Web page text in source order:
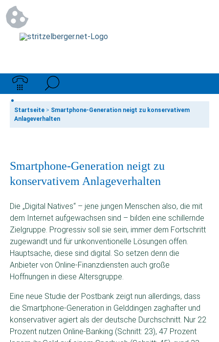
Startseite > Smartphone-Generation neigt zu konservativem
Anlageverhalten
Smartphone-Generation neigt zu
konservativem Anlageverhalten
Die „Digital Natives“ – jene jungen Menschen also, die mit
dem Internet aufgewachsen sind – bilden eine schillernde
Zielgruppe. Progressiv soll sie sein, immer dem Fortschritt
zugewandt und für unkonventionelle Lösungen offen.
Hauptsache, diese sind digital. So setzen denn die
Anbieter von Online-Finanzdiensten auch große
Hoffnungen in diese Altersgruppe.
Eine neue Studie der Postbank zeigt nun allerdings, dass
die Smartphone-Generation in Gelddingen zaghafter und
konservativer agiert als der deutsche Durchschnitt. Nur 22
Prozent nutzen Online-Banking (Schnitt: 23), 47 Prozent